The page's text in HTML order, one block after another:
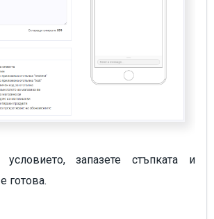
запазете стъпката и
готова.